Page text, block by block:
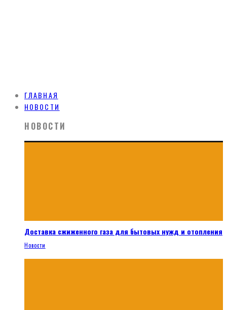
ГЛАВНАЯ
НОВОСТИ
НОВОСТИ
Доставка сжиженного газа для бытовых нужд и отопления
Новости